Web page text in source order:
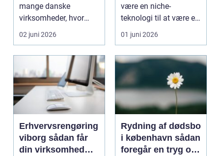
mange danske
virksomheder, hvor
stabil forsyning af try...
02 juni 2026
være en niche-
teknologi til at være et
helt almindeligt ...
01 juni 2026
Erhvervsrengøring
viborg sådan får
din virksomhed
Rydning af dødsbo
i københavn sådan
foregår en tryg og